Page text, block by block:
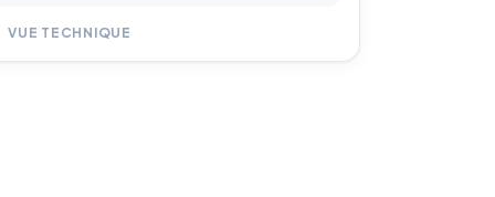
VUE TECHNIQUE